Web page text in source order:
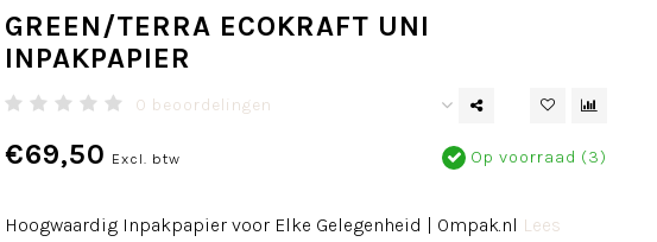
GREEN/TERRA ECOKRAFT UNI
INPAKPAPIER
0 beoordelingen
€69,50 Excl. btw Op voorraad (3)
Hoogwaardig Inpakpapier voor Elke Gelegenheid | Ompak.nl Lees